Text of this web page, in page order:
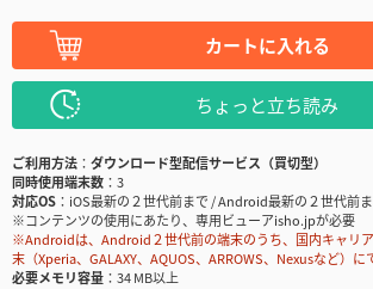
カートに入れる
ちょっと立ち読み
ご利用方法
ダウンロード型配信サービス（買切型）
同時使用端末数
3
対応OS
iOS最新の２世代前まで / Android最新の２世代前
※コンテンツの使用にあたり、専用ビューアisho.jpが必要
※Androidは、Android２世代前の端末のうち、国内キャリ
末（Xperia、GALAXY、AQUOS、ARROWS、Nexusなど）
必要メモリ容量
34 MB以上